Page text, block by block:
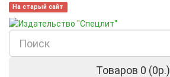
На старый сайт
Товаров 0 (0р.)